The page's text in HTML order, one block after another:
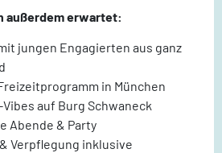
außerdem erwartet:
jungen Engagierten aus ganz
in München
auf Burg Schwaneck
Abende & Party
Verpflegung inklusive